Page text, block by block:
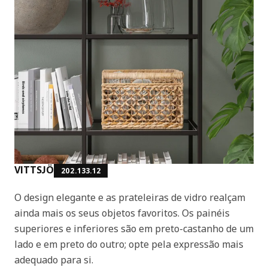
VITTSJÖ 202.133.12
O design elegante e as prateleiras de vidro realçam
ainda mais os seus objetos favoritos. Os painéis
superiores e inferiores são em preto-castanho de um
lado e em preto do outro; opte pela expressão mais
adequado para si.